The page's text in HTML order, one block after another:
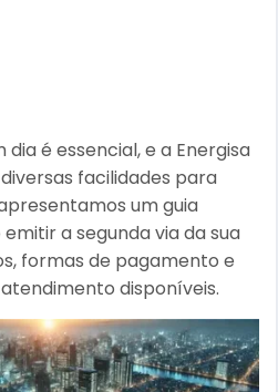
é essencial, e a Energisa
facilidades para
um guia
a segunda via da sua
formas de pagamento e
disponíveis.